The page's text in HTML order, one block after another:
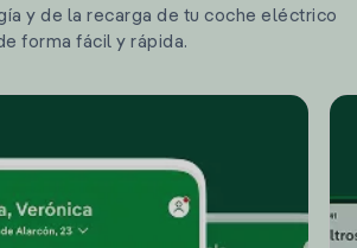
y de la recarga de tu coche eléctrico
forma fácil y rápida.